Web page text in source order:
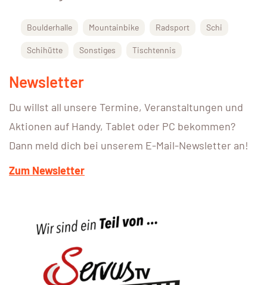
Boulderhalle Mountainbike Radsport Schi
Schihütte Sonstiges Tischtennis
Newsletter
Du willst all unsere Termine, Veranstaltungen und
Aktionen auf Handy, Tablet oder PC bekommen?
Dann meld dich bei unserem E-Mail-Newsletter an!
Zum Newsletter